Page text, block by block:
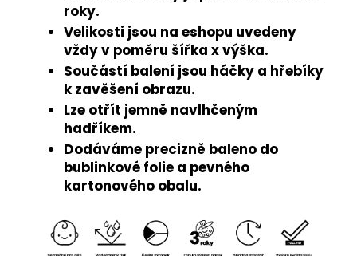
roky.
Velikosti jsou na eshopu uvedeny
vždy v poměru šířka x výška.
Součástí balení jsou háčky a hřebíky
k zavěšení obrazu.
Lze otřít jemně navlhčeným
hadříkem.
Dodáváme precizně baleno do
bublinkové folie a pevného
kartonového obalu.